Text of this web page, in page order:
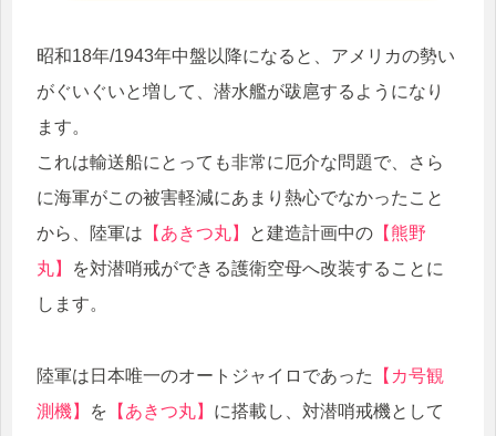
昭和18年/1943年中盤以降になると、アメリカの勢い
がぐいぐいと増して、潜水艦が跋扈するようになり
ます。
これは輸送船にとっても非常に厄介な問題で、さら
に海軍がこの被害軽減にあまり熱心でなかったこと
から、陸軍は 【あきつ丸】 と建造計画中の 【熊野
丸】
を対潜哨戒ができる護衛空母へ改装することに
します。
陸軍は日本唯一のオートジャイロであった
【カ号観
測機】
を 【あきつ丸】 に搭載し、対潜哨戒機として